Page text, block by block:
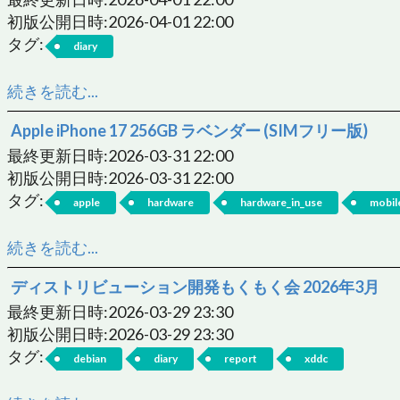
初版公開日時:2026-04-01 22:00
タグ:
diary
続きを読む...
Apple iPhone 17 256GB ラベンダー (SIMフリー版)
最終更新日時:2026-03-31 22:00
初版公開日時:2026-03-31 22:00
タグ:
apple hardware hardware_in_use
続きを読む...
ディストリビューション開発もくもく会 2026年3月
最終更新日時:2026-03-29 23:30
初版公開日時:2026-03-29 23:30
タグ:
debian diary report xddc